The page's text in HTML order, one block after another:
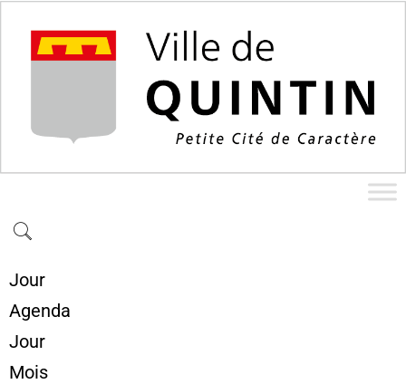
Jour
Agenda
Jour
Mois